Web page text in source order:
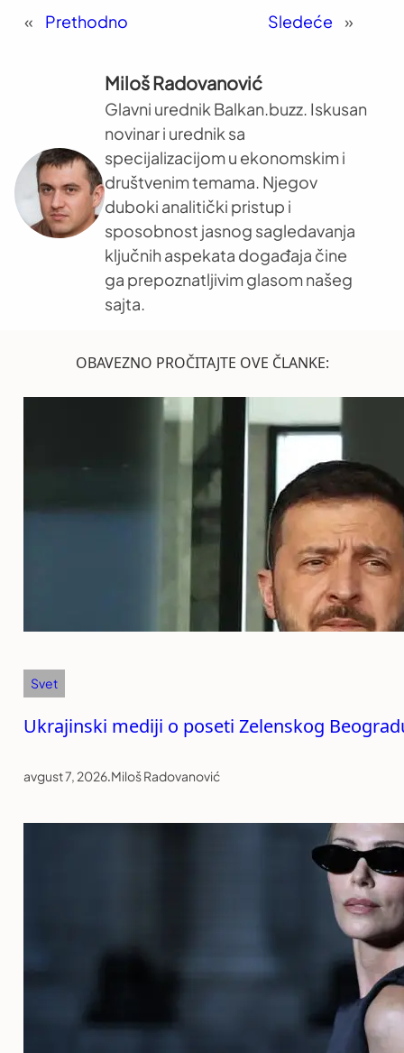
« Prethodno Sledeće »
Miloš Radovanović
Glavni urednik Balkan.buzz. Iskusan
novinar i urednik sa
specijalizacijom u ekonomskim i
društvenim temama. Njegov
duboki analitički pristup i
sposobnost jasnog sagledavanja
ključnih aspekata događaja čine
ga prepoznatljivim glasom našeg
sajta.
OBAVEZNO PROČITAJTE OVE ČLANKE:
Svet
Ukrajinski mediji o poseti Zelenskog
avgust 7, 2026.Miloš Radovanović